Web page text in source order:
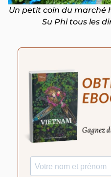
Un petit coin du marché
Su Phi tous les